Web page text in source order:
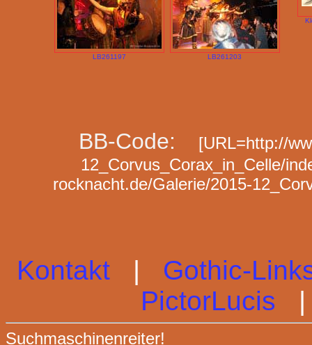
LB261197 LB261203
BB-Code:
[URL=http://
12_Corvus_Corax_in_Celle/
rocknacht.de/Galerie/2015-
Kontakt | Gothic-
PictorLucis
Suchmaschinenreiter!